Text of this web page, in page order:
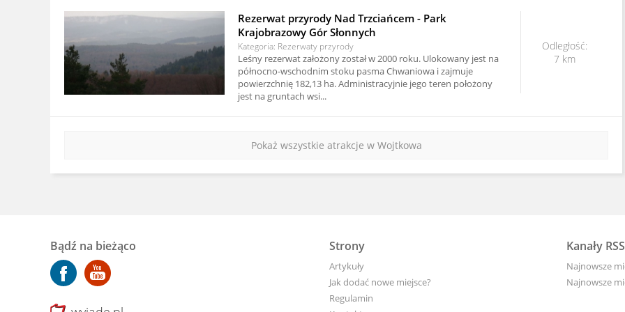
Rezerwat przyrody Nad Trzciańcem - Park
Krajobrazowy Gór Słonnych
Kategoria: Rezerwaty przyrody
Leśny rezerwat założony został w 2000 roku. Ulokowany jest na
północno-wschodnim stoku pasma Chwaniowa i zajmuje
powierzchnię 182,13 ha. Administracyjnie jego teren położony
jest na gruntach wsi...
Odległość:
7 km
Pokaż wszystkie atrakcje w Wojtkowa
Bądź na bieżąco Strony
Artykuły
Jak dodać nowe miejsce?
Regulamin
Kanały RSS
Najnowsze
Najnowsze